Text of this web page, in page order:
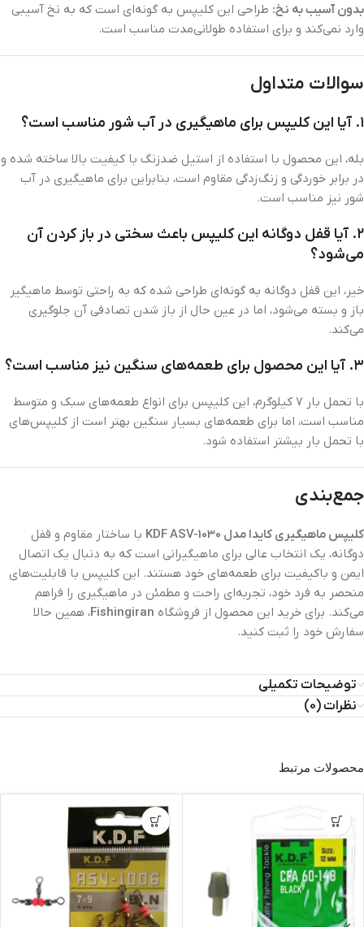
بدون آسیب به نخ: طراحی این کلیپس به گونه‌ای است که به نخ آسیبی
وارد نمی‌کند و برای استفاده طولانی‌مدت مناسب است.
سوالات متداول
۱. آیا این کلیپس برای ماهیگیری در آب شور مناسب است؟
بله، این محصول با استفاده از استیل ضدزنگ با کیفیت بالا ساخته شده و
در برابر خوردگی و زنگ‌زدگی مقاوم است، بنابراین برای ماهیگیری در آب
شور نیز مناسب است.
۲. آیا قفل دوگانه این کلیپس باعث سختی در باز کردن آن
می‌شود؟
خیر، این قفل دوگانه به گونه‌ای طراحی شده که به راحتی توسط ماهیگیر
باز و بسته می‌شود، اما در عین حال از باز شدن تصادفی آن جلوگیری
می‌کند.
۳. آیا این محصول برای طعمه‌های سنگین نیز مناسب است؟
با تحمل بار 7 کیلوگرم، این کلیپس برای انواع طعمه‌های سبک و متوسط
مناسب است، اما برای طعمه‌های بسیار سنگین بهتر است از کلیپس‌های
با تحمل بار بیشتر استفاده شود.
جمع‌بندی
کلیپس ماهیگیری کایدا مدل KDF ASV-1030
با ساختار مقاوم و قفل
دوگانه، یک انتخاب عالی برای ماهیگیرانی است که به دنبال یک اتصال
ایمن و باکیفیت برای طعمه‌های خود هستند. این کلیپس با قابلیت‌های
منحصر به فرد خود، تجربه‌ای راحت و مطمئن در ماهیگیری را فراهم
می‌کند. برای خرید این محصول از فروشگاه Fishingiran، همین حالا
سفارش خود را ثبت کنید.
توضیحات تکمیلی
نظرات (0)
محصولات مرتبط